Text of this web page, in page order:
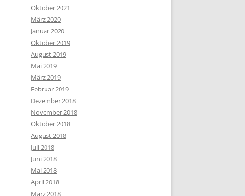
Oktober 2021
März 2020
Januar 2020
Oktober 2019
August 2019
Mai 2019
März 2019
Februar 2019
Dezember 2018
November 2018
Oktober 2018
August 2018
Juli 2018
Juni 2018
Mai 2018
April 2018
März 2018